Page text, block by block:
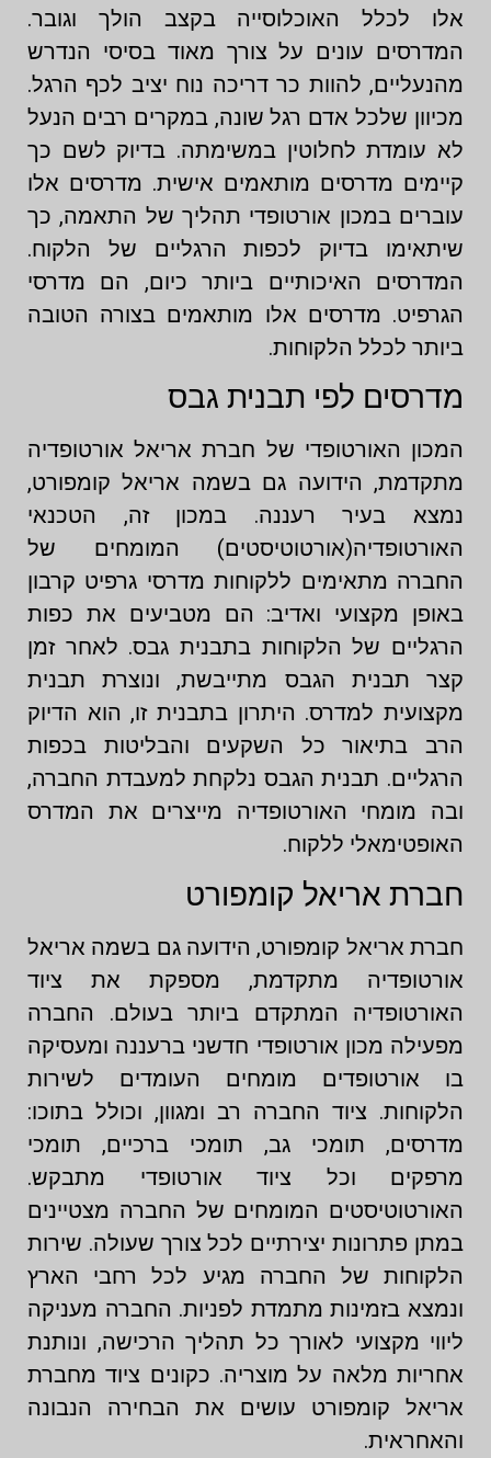
אלו לכלל האוכלוסייה בקצב הולך וגובר.
המדרסים עונים על צורך מאוד בסיסי הנדרש
מהנעליים, להוות כר דריכה נוח יציב לכף הרגל.
מכיוון שלכל אדם רגל שונה, במקרים רבים הנעל
לא עומדת לחלוטין במשימתה. בדיוק לשם כך
קיימים מדרסים מותאמים אישית. מדרסים אלו
עוברים במכון אורטופדי תהליך של התאמה, כך
שיתאימו בדיוק לכפות הרגליים של הלקוח.
המדרסים האיכותיים ביותר כיום, הם מדרסי
הגרפיט. מדרסים אלו מותאמים בצורה הטובה
ביותר לכלל הלקוחות.
מדרסים לפי תבנית גבס
המכון האורטופדי של חברת אריאל אורטופדיה
מתקדמת, הידועה גם בשמה אריאל קומפורט,
נמצא בעיר רעננה. במכון זה, הטכנאי
האורטופדיה(אורטוטיסטים) המומחים של
החברה מתאימים ללקוחות מדרסי גרפיט קרבון
באופן מקצועי ואדיב: הם מטביעים את כפות
הרגליים של הלקוחות בתבנית גבס. לאחר זמן
קצר תבנית הגבס מתייבשת, ונוצרת תבנית
מקצועית למדרס. היתרון בתבנית זו, הוא הדיוק
הרב בתיאור כל השקעים והבליטות בכפות
הרגליים. תבנית הגבס נלקחת למעבדת החברה,
ובה מומחי האורטופדיה מייצרים את המדרס
האופטימאלי ללקוח.
חברת אריאל קומפורט
חברת אריאל קומפורט, הידועה גם בשמה אריאל
אורטופדיה מתקדמת, מספקת את ציוד
האורטופדיה המתקדם ביותר בעולם. החברה
מפעילה מכון אורטופדי חדשני ברעננה ומעסיקה
בו אורטופדים מומחים העומדים לשירות
הלקוחות. ציוד החברה רב ומגוון, וכולל בתוכו:
מדרסים, תומכי גב, תומכי ברכיים, תומכי
מרפקים וכל ציוד אורטופדי מתבקש.
האורטוטיסטים המומחים של החברה מצטיינים
במתן פתרונות יצירתיים לכל צורך שעולה. שירות
הלקוחות של החברה מגיע לכל רחבי הארץ
ונמצא בזמינות מתמדת לפניות. החברה מעניקה
ליווי מקצועי לאורך כל תהליך הרכישה, ונותנת
אחריות מלאה על מוצריה. כקונים ציוד מחברת
אריאל קומפורט עושים את הבחירה הנבונה
והאחראית.